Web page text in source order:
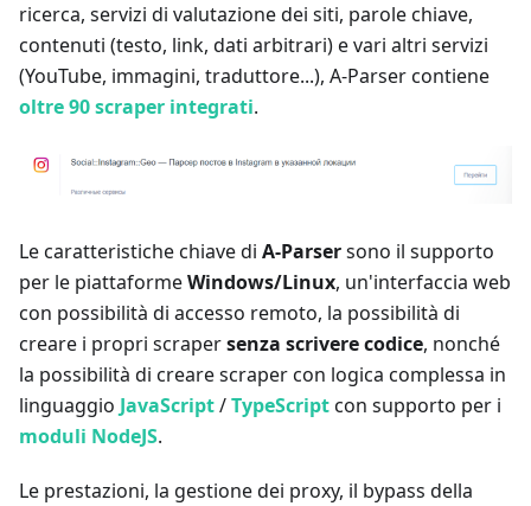
ricerca, servizi di valutazione dei siti, parole chiave,
contenuti (testo, link, dati arbitrari) e vari altri servizi
(YouTube, immagini, traduttore...), A-Parser contiene
oltre 90 scraper integrati.
Le caratteristiche chiave di A-Parsersono il supporto
per le piattaformeWindows/Linux, un'interfaccia web
con possibilità di accesso remoto, la possibilità di
creare i propri scrapersenza scrivere codice, nonché
la possibilità di creare scraper con logica complessa in
linguaggio JavaScript/TypeScriptcon supporto per i
moduli NodeJS.
Le prestazioni, la gestione dei proxy, il bypass della